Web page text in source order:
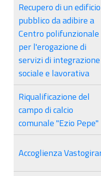
Recupero di un edificio
pubblico da adibire a
Centro polifunzionale
per l'erogazione di
servizi di integrazione
sociale e lavorativa
Riqualificazione del
campo di calcio
comunale "Ezio Pepe"
Accoglienza